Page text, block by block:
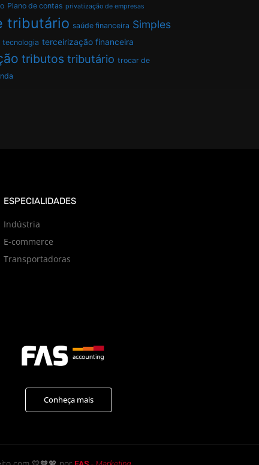
Plano de contas privatização de empresas
tributário saúde financeira Simples
tecnologia terceirização financeira
tributos tributário trocar de
ESPECIALIDADES
Indústria
E-commerce
Transportadoras
Conheça mais